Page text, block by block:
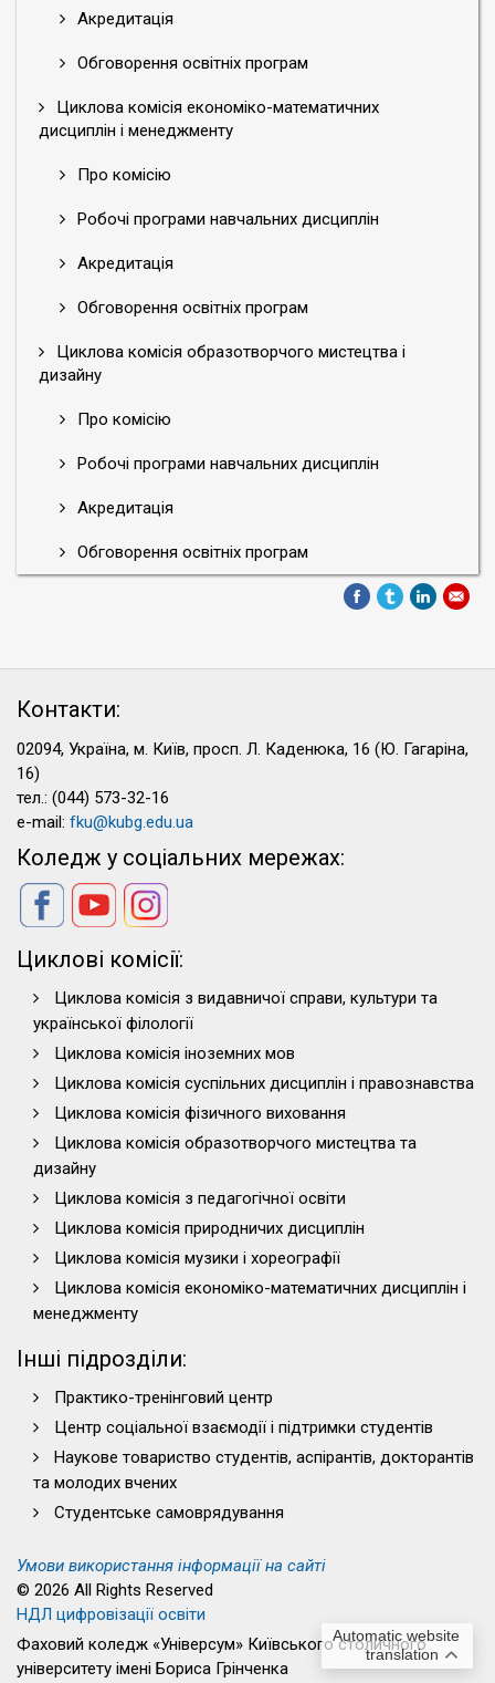
Акредитація
Обговорення освітніх програм
Циклова комісія економіко-математичних
дисциплін і менеджменту
Про комісію
Робочі програми навчальних дисциплін
Акредитація
Обговорення освітніх програм
Циклова комісія образотворчого мистецтва і
дизайну
Про комісію
Робочі програми навчальних дисциплін
Акредитація
Обговорення освітніх програм
Automatic website
translation
Контакти:
02094, Україна, м. Київ, просп. Л. Каденюка, 16 (Ю. Гагаріна,
16)
тел.: (044) 573-32-16
e-mail: fku@kubg.edu.ua
Коледж у соціальних мережах:
Циклові комісії:
Циклова комісія з видавничої справи, культури та
української філології
Циклова комісія іноземних мов
Циклова комісія суспільних дисциплін і правознавства
Циклова комісія фізичного виховання
Циклова комісія образотворчого мистецтва та
дизайну
Циклова комісія з педагогічної освіти
Циклова комісія природничих дисциплін
Циклова комісія музики і хореографії
Циклова комісія економіко-математичних дисциплін і
менеджменту
Інші підрозділи:
Практико-тренінговий центр
Центр соціальної взаємодії і підтримки студентів
Наукове товариство студентів, аспірантів, докторантів
та молодих вчених
Студентське самоврядування
Умови використання інформації на сайті
© 2026 All Rights Reserved
НДЛ цифровізації освіти
Фаховий коледж «Універсум» Київського столичного
університету імені Бориса Грінченка